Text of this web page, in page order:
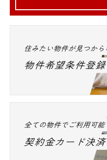
住みたい物件が見つから
物件希望条件登録
全ての物件でご利用可能
契約金カード決